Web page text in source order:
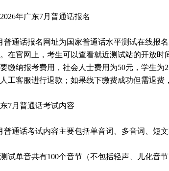
年广东7月普通话报名
普通话报名网址为国家普通话水平测试在线报
在官网上，考生可以查看就近测试站的开放时
缴纳报考费用，社会人士费用为50元，学生为
工客服进行退款；如果线下缴费成功但需退费
7月普通话考试内容
普通话考试内容主要包括单音词、多音词、短
试单音共有100个音节（不包括轻声、儿化音节